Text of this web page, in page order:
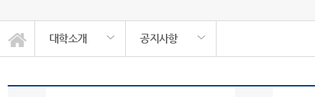
대학소개 공지사항